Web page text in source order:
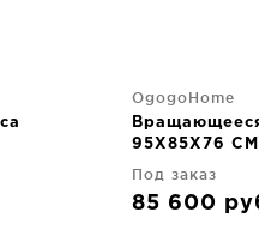
OgogoHome
95X85X76 CM
Под заказ
85 600